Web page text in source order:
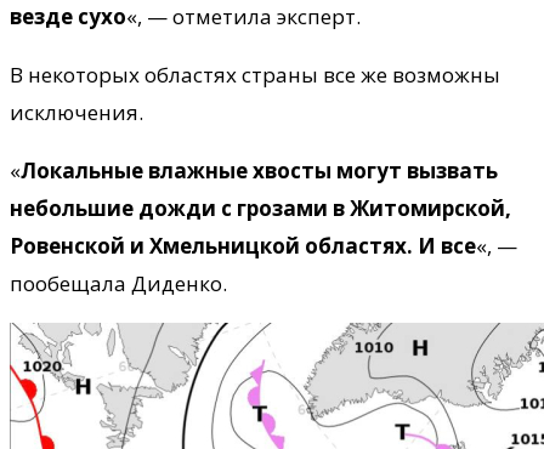
везде сухо«, — отметила эксперт.
В некоторых областях страны все же возможны
исключения.
«Локальные влажные хвосты могут вызвать
небольшие дожди с грозами в Житомирской,
Ровенской и Хмельницкой областях. И все«, —
пообещала Диденко.